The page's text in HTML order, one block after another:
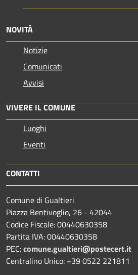
NOVITÀ
Notizie
Comunicati
Avvisi
VIVERE IL COMUNE
Luoghi
Eventi
CONTATTI
Comune di Gualtieri
Piazza Bentivoglio, 26 - 42044
Codice Fiscale: 00440630358
Partita IVA: 00440630358
PEC:comune.gualtieri@postecert.it
Centralino Unico: +39 0522 221811